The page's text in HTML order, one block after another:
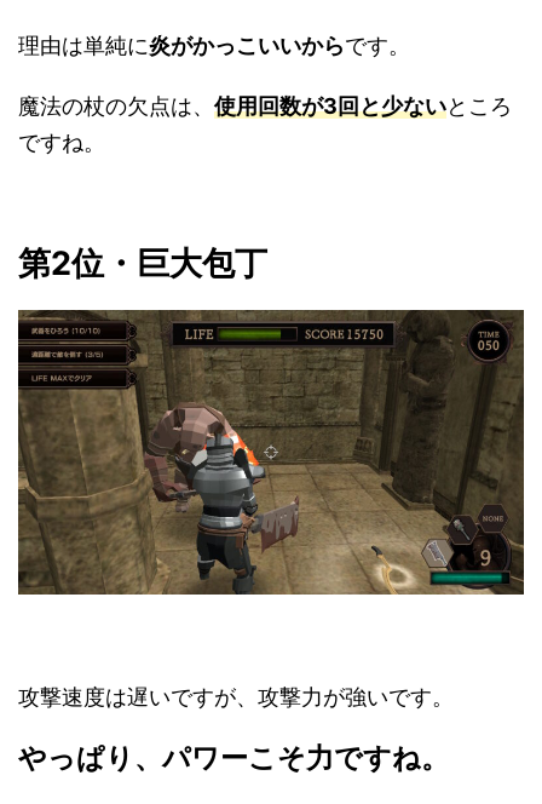
理由は単純に炎がかっこいいからです。
魔法の杖の欠点は、 使用回数が3回と少ないところ
ですね。
第2位・巨大包丁
攻撃速度は遅いですが、攻撃力が強いです。
やっぱり、パワーこそ力ですね。